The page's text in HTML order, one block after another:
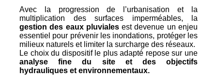
Avec la progression de l’urbanisation et la
multiplication des surfaces imperméables, la
gestion des eaux pluvialesest devenue un enjeu
essentiel pour prévenir les inondations, protéger les
milieux naturels et limiter la surcharge des réseaux.
Le choix du dispositif le plus adapté repose sur une
analyse fine du site et des objectifs
hydrauliques et environnementaux.